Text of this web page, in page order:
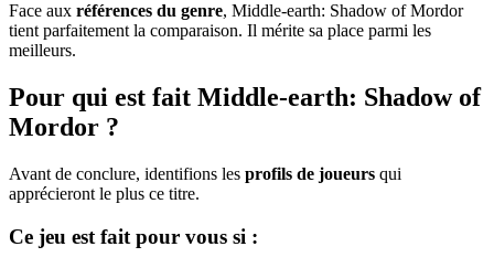
Face aux références du genre, Middle-earth: Shadow of Mordor
tient parfaitement la comparaison. Il mérite sa place parmi les
meilleurs.
Pour qui est fait Middle-earth: Shadow of
Mordor ?
Avant de conclure, identifions les profils de joueurs qui
apprécieront le plus ce titre.
Ce jeu est fait pour vous si :